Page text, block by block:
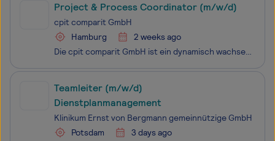
Project & Process Coordinator (m/w/d)
cpit comparit GmbH
Hamburg
2 weeks ago
Die cpit comparit GmbH ist ein dynamisch wachsendes Technologieunternehmen mit Sitz in Hamburg, das sich auf die Entwicklung moderner Softwarelösungen für die Versicherungsbranche spezialisiert hat. Mit unserer innovativen Plattform unterstützen wir Versicherungsunternehmen und Makler dabei, ihre Pr
Teamleiter (m/w/d)
Dienstplanmanagement
Klinikum Ernst von Bergmann gemeinnützige GmbH
Potsdam
3 days ago